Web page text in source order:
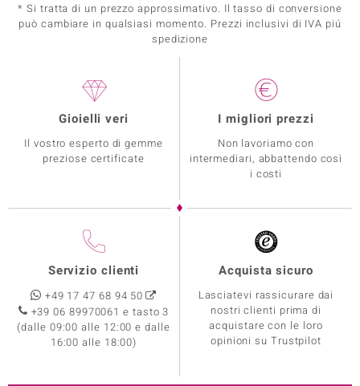
* Si tratta di un prezzo approssimativo. Il tasso di conversione
può cambiare in qualsiasi momento. Prezzi inclusivi di IVA piú
spedizione
Gioielli veri
Il vostro esperto di gemme
preziose certificate
I migliori prezzi
Non lavoriamo con
intermediari, abbattendo così
i costi
Servizio clienti
+49 17 47 68 94 50
+39 06 89970061 e tasto 3
(dalle 09:00 alle 12:00 e dalle
16:00 alle 18:00)
Acquista sicuro
Lasciatevi rassicurare dai
nostri clienti prima di
acquistare con le loro
opinioni su Trustpilot